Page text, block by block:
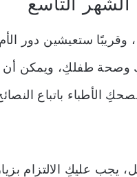
ستعيشين دور
طفلكِ، ويمكن أن
الأطباء باتباع النصائح
عليكِ الالتزام